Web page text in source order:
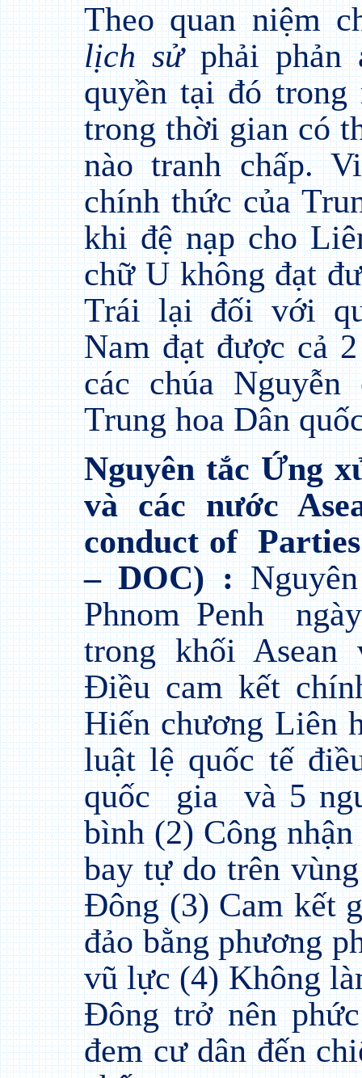
Theo quan niệm
lịch sửphải phản
quyền tại đó
trong thời gian có
nào tranh chấp.
chính thức của
khi đệ nạp cho
chữ U không đạt
Trái lại đối với
Nam đạt được cả
các chúa
Trung hoa Dân
Nguyên tắc Ứng
và các nước
conduct of
– DOC) :
Phnom Penh
trong khối Asean
Điều cam kết
Hiến chương Liên
luật lệ quốc tế
quốc
gia
và 5
bình (2) Công
bay tự do trên
Đông (3) Cam kết
đảo bằng phương
vũ lực (4) Không
Đông trở nên
đem cư dân đến